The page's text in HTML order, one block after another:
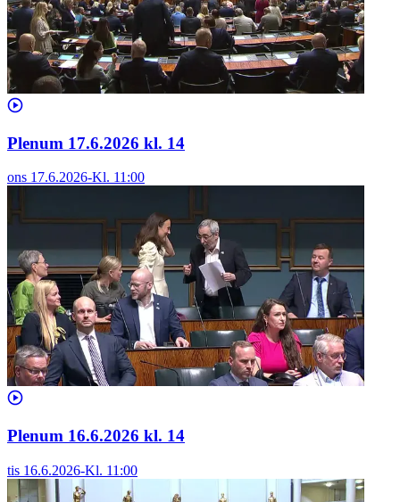
Plenum 17.6.2026 kl. 14
ons 17.6.2026-Kl. 11:00
Plenum 16.6.2026 kl. 14
tis 16.6.2026-Kl. 11:00